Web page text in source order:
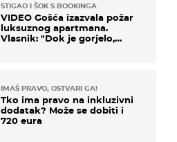
STIGAO I ŠOK S BOOKINGA
VIDEO Gošća izazvala požar
luksuznog apartmana.
Vlasnik: "Dok je gorjelo,
IMAŠ PRAVO, OSTVARI GA!
Tko ima pravo na inkluzivni
dodatak? Može se dobiti i
720 eura